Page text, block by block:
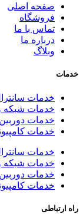
صفحه اصلی
فروشگاه
تماس با ما
درباره ما
وبلاگ
خدمات
خدمات
خدمات شبکه
خدمات
خدمات
خدمات
خدمات شبکه
خدمات
خدمات
راه ارتباطی